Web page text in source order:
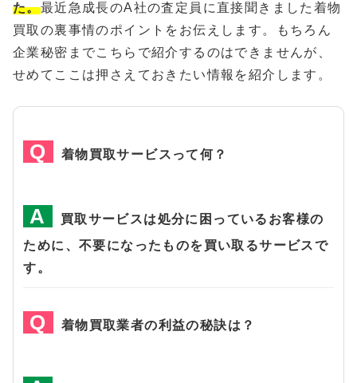
た。最近急成長のA社の査定員に直接聞きました着物
買取の裏事情のポイントをお伝えします。もちろん
企業秘密までこちらで紹介するのはできませんが、
せめてここは押さえておきたい情報を紹介します。
着物買取サービスって何？
買取サービスは処分に困っているお客様の
ために、不要になったものを買い取るサービスで
す。
着物買取業者の利益の秘訣は？